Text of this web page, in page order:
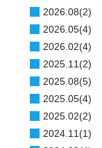
2026.08(2)
2026.05(4)
2026.02(4)
2025.11(2)
2025.08(5)
2025.05(4)
2025.02(2)
2024.11(1)